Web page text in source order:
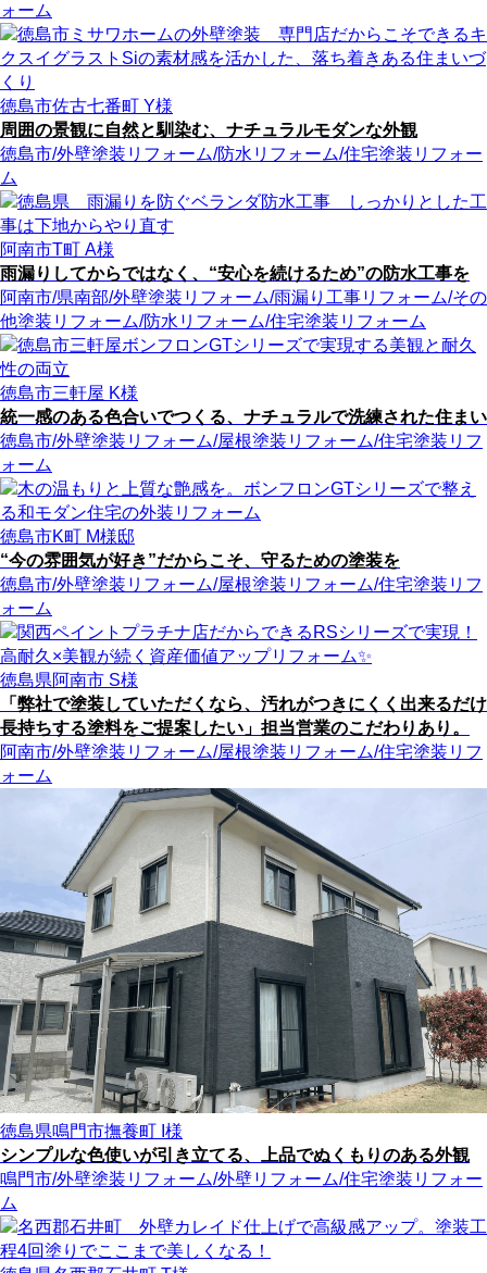
ォーム
徳島市佐古七番町 Y様
周囲の景観に自然と馴染む、ナチュラルモダンな外観
徳島市/外壁塗装リフォーム/防水リフォーム/住宅塗装リフォー
ム
阿南市T町 A様
雨漏りしてからではなく、“安心を続けるため”の防水工事を
阿南市/県南部/外壁塗装リフォーム/雨漏り工事リフォーム/その
他塗装リフォーム/防水リフォーム/住宅塗装リフォーム
徳島市三軒屋 K様
統一感のある色合いでつくる、ナチュラルで洗練された住まい
徳島市/外壁塗装リフォーム/屋根塗装リフォーム/住宅塗装リフ
ォーム
徳島市K町 M様邸
“今の雰囲気が好き”だからこそ、守るための塗装を
徳島市/外壁塗装リフォーム/屋根塗装リフォーム/住宅塗装リフ
ォーム
徳島県阿南市 S様
「弊社で塗装していただくなら、汚れがつきにくく出来るだけ
長持ちする塗料をご提案したい」担当営業のこだわりあり。
阿南市/外壁塗装リフォーム/屋根塗装リフォーム/住宅塗装リフ
ォーム
徳島県鳴門市撫養町 I様
シンプルな色使いが引き立てる、上品でぬくもりのある外観
鳴門市/外壁塗装リフォーム/外壁リフォーム/住宅塗装リフォー
ム